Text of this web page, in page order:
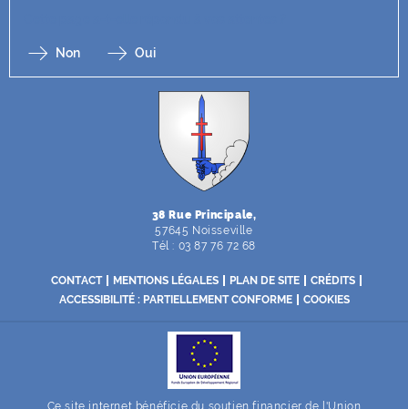
Non Oui
38 Rue Principale,
57645 Noisseville
Tél : 03 87 76 72 68
CONTACT MENTIONS LÉGALES PLAN DE SITE
CRÉDITS
ACCESSIBILITÉ : PARTIELLEMENT CONFORME
COOKIES